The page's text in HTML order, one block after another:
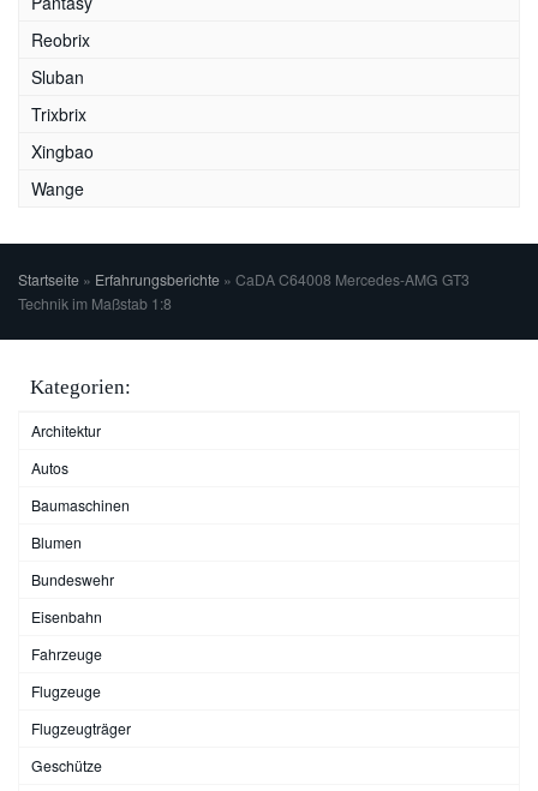
Reobrix
Sluban
Trixbrix
Xingbao
Wange
Startseite » Erfahrungsberichte » CaDA C64008 Mercedes-AMG GT3
Technik im Maßstab 1:8
Kategorien:
Architektur
Autos
Baumaschinen
Blumen
Bundeswehr
Eisenbahn
Fahrzeuge
Flugzeuge
Flugzeugträger
Geschütze